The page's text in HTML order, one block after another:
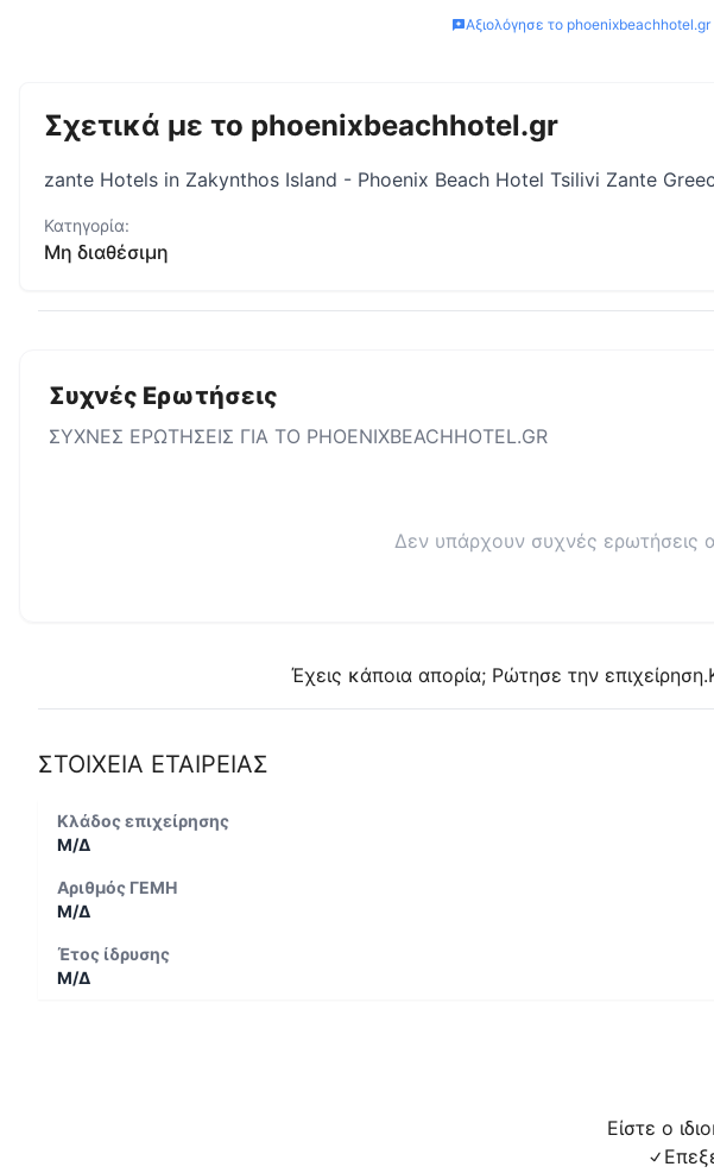
Αξιολόγησε το phoenixbeachhotel.gr
Σχετικά με το phoenixbeachhotel.gr
zante Hotels in Zakynthos Island - Phoenix Beach Hotel Tsilivi Zante
Κατηγορία:
Μη διαθέσιμη
Συχνές Ερωτήσεις
ΣΥΧΝΕΣ ΕΡΩΤΗΣΕΙΣ ΓΙΑ ΤΟ PHOENIXBEACHHOTEL.GR
Δεν υπάρχουν συχνές ερωτήσεις
Έχεις κάποια απορία; Ρώτησε την επιχείρηση.
ΣΤΟΙΧΕΙΑ ΕΤΑΙΡΕΙΑΣ
Κλάδος επιχείρησης
Μ/Δ
Αριθμός ΓΕΜΗ
Μ/Δ
Έτος ίδρυσης
Μ/Δ
Είστε ο